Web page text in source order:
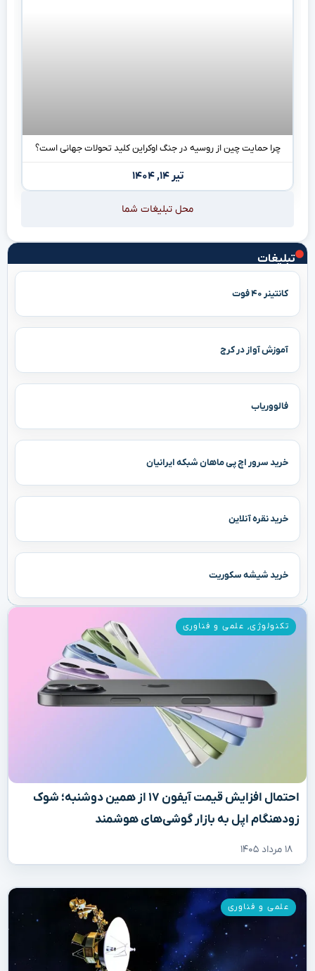
تبلیغات
کانتینر ۴۰ فوت
آموزش آواز در کرج
فالووریاب
خرید سرور اچ پی ماهان شبکه ایرانیان
خرید نقره آنلاین
خرید شیشه سکوریت
احتمال افزایش قیمت آیفون ۱۷ از همین دوشنبه؛ شوک
زودهنگام اپل به بازار گوشی‌های هوشمند
۱۸ مرداد ۱۴۰۵
تکنولوژی, علمی و فناوری
علمی و فناوری
چرا حمایت چین از روسیه در جنگ اوکراین کلید تحولات جهانی است؟
تیر ۱۴, ۱۴۰۴
محل تبلیغات شما